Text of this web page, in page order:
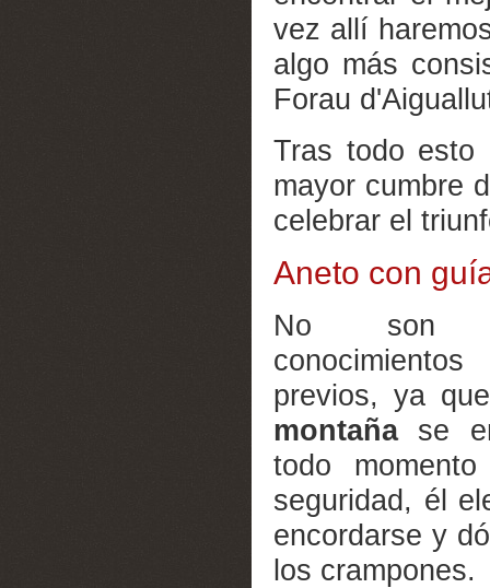
vez allí
algo más
Forau
Tras todo esto
mayor cumbre
celebrar el
Aneto con
No son
previos, ya
montañase
todo
seguridad, él
encordarse y
los crampones.